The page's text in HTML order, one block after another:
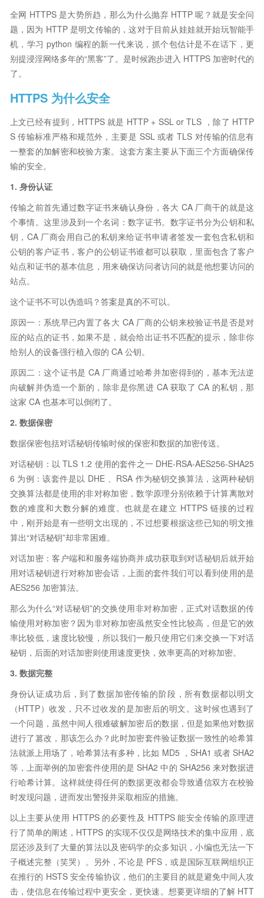
全网 HTTPS 是大势所趋，那么为什么抛弃 HTTP 呢？就是安全问
题，因为 HTTP 是明文传输的，这对于目前从娃娃就开始玩智能手
机，学习 python 编程的新一代来说，抓个包估计是不在话下，更
别提浸淫网络多年的“黑客”了。是时候跑步进入 HTTPS 加密时代的
了。
HTTPS 为什么安全
上文已经有提到，HTTPS 就是 HTTP + SSL or TLS ，除了 HTTP
S 传输标准严格和规范外，主要是 SSL 或者 TLS 对传输的信息有
一整套的加解密和校验方案。这套方案主要从下面三个方面确保传
输的安全。
1. 身份认证
传输之前首先通过数字证书来确认身份，各大 CA 厂商干的就是这
个事情。这里涉及到一个名词：数字证书。数字证书分为公钥和私
钥，CA 厂商会用自己的私钥来给证书申请者签发一套包含私钥和
公钥的客户证书，客户的公钥证书谁都可以获取，里面包含了客户
站点和证书的基本信息，用来确保访问者访问的就是他想要访问的
站点。
这个证书不可以伪造吗？答案是真的不可以。
原因一：系统早已内置了各大 CA 厂商的公钥来校验证书是否是对
应的站点的证书，如果不是，就会给出证书不匹配的提示，除非你
给别人的设备强行植入假的 CA 公钥。
原因二：这个证书是 CA 厂商通过哈希并加密得到的，基本无法逆
向破解并伪造一个新的，除非是你黑进 CA 获取了 CA 的私钥，那
这家 CA 也基本可以倒闭了。
2. 数据保密
数据保密包括对话秘钥传输时候的保密和数据的加密传送。
对话秘钥：以 TLS 1.2 使用的套件之一 DHE-RSA-AES256-SHA25
6 为例：该套件是以 DHE 、RSA 作为秘钥交换算法，这两种秘钥
交换算法都是使用的非对称加密，数学原理分别依赖于计算离散对
数的难度和大数分解的难度。也就是在建立 HTTPS 链接的过程
中，刚开始是有一些明文出现的，不过想要根据这些已知的明文推
算出“对话秘钥”却非常困难。
对话加密：客户端和和服务端协商并成功获取到对话秘钥后就开始
用对话秘钥进行对称加密会话，上面的套件我们可以看到使用的是
AES256 加密算法。
那么为什么“对话秘钥”的交换使用非对称加密，正式对话数据的传
输使用对称加密？因为非对称加密虽然安全性比较高，但是它的效
率比较低，速度比较慢，所以我们一般只使用它们来交换一下对话
秘钥，后面的对话加密则使用速度更快，效率更高的对称加密。
3. 数据完整
身份认证成功后，到了数据加密传输的阶段，所有数据都以明文
（HTTP）收发，只不过收发的是加密后的明文。这时候也遇到了
一个问题，虽然中间人很难破解加密后的数据，但是如果他对数据
进行了篡改，那该怎么办？此时加密套件验证数据一致性的哈希算
法就派上用场了，哈希算法有多种，比如 MD5 ，SHA1 或者 SHA2
等，上面举例的加密套件使用的是 SHA2 中的 SHA256 来对数据进
行哈希计算。这样就使得任何的数据更改都会导致通信双方在校验
时发现问题，进而发出警报并采取相应的措施。
以上主要从使用 HTTPS 的必要性及 HTTPS 能安全传输的原理进
行了简单的阐述，HTTPS 的实现不仅仅是网络技术的集中应用，底
层还涉及到了大量的算法以及密码学的众多知识，小编也无法一下
子概述完整（笑哭）。另外，不论是 PFS，或是国际互联网组织正
在推行的 HSTS 安全传输协议，他们的主要目的就是避免中间人攻
击，使信息在传输过程中更安全，更快速。想要更详细的了解 HTT